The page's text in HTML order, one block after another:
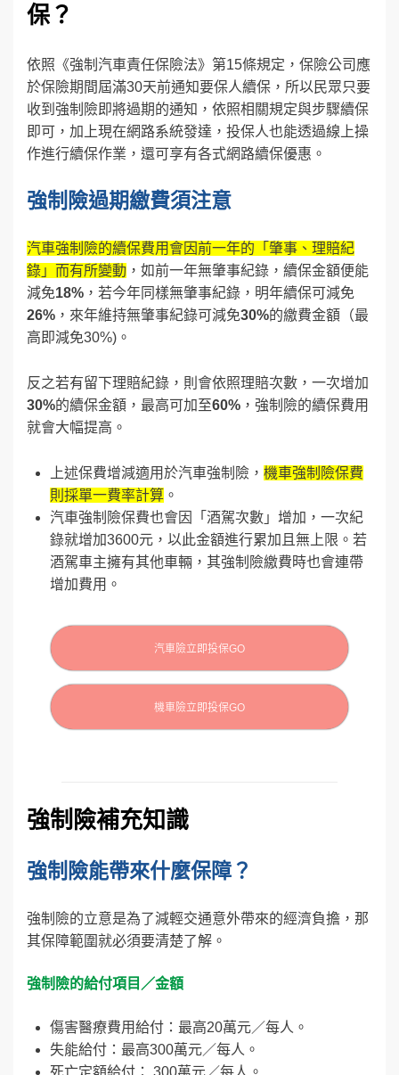
保？
依照《強制汽車責任保險法》第15條規定，保險公司應
於保險期間屆滿30天前通知要保人續保，所以民眾只要
收到強制險即將過期的通知，依照相關規定與步驟續保
即可，加上現在網路系統發達，投保人也能透過線上操
作進行續保作業，還可享有各式網路續保優惠。
強制險過期繳費須注意
汽車強制險的續保費用會因前一年的「肇事、理賠紀
錄」而有所變動 ，如前一年無肇事紀錄，續保金額便能
減免18% ，若今年同樣無肇事紀錄，明年續保可減免
26% ，來年維持無肇事紀錄可減免30%的繳費金額（最
高即減免30%)。
反之若有留下理賠紀錄，則會依照理賠次數，一次增加
30%的續保金額，最高可加至60% ，強制險的續保費用
就會大幅提高。
上述保費增減適用於汽車強制險， 機車強制險保費
則採單一費率計算 。
汽車強制險保費也會因「酒駕次數」增加，一次紀
錄就增加3600元，以此金額進行累加且無上限。若
酒駕車主擁有其他車輛，其強制險繳費時也會連帶
增加費用。
汽車險立即投保GO
機車險立即投保GO
強制險補充知識
強制險能帶來什麼保障？
強制險的立意是為了減輕交通意外帶來的經濟負擔，那
其保障範圍就必須要清楚了解。
強制險的給付項目／金額
傷害醫療費用給付：最高20萬元／每人。
失能給付：最高300萬元／每人。
死亡定額給付： 300萬元／每人。